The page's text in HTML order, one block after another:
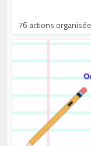
76 actions